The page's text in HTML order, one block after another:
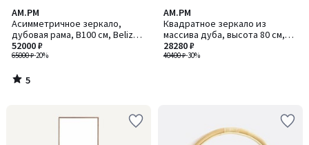
AM.PM
Асимметричное зеркало,
дубовая рама, В100 см, Belize /
Белиз
65000 ₽-20%
52000 ₽
5
/
5
5
/
AM.PM
Квадратное зеркало из
массива дуба, высота 80 см,
Orion / Орион
40400 ₽-30%
28280 ₽